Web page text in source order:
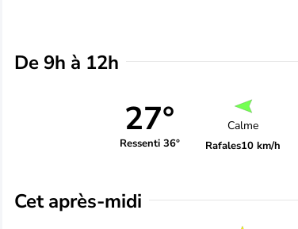
De 9h à 12h
27°
Ressenti 36°
Calme
Rafales10 km/h
Cet après-midi